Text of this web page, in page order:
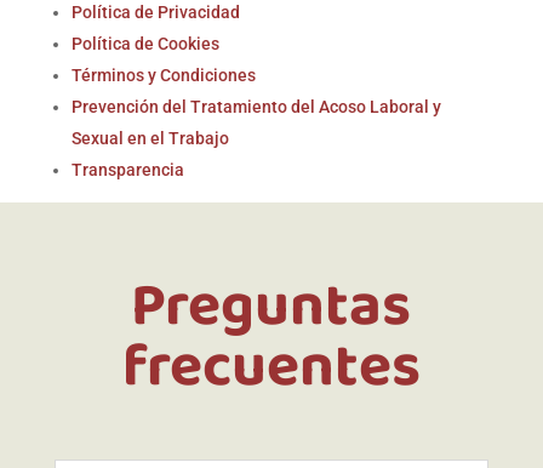
Política de Privacidad
Política de Cookies
Términos y Condiciones
Prevención del Tratamiento del Acoso Laboral y
Sexual en el Trabajo
Transparencia
Preguntas
frecuentes